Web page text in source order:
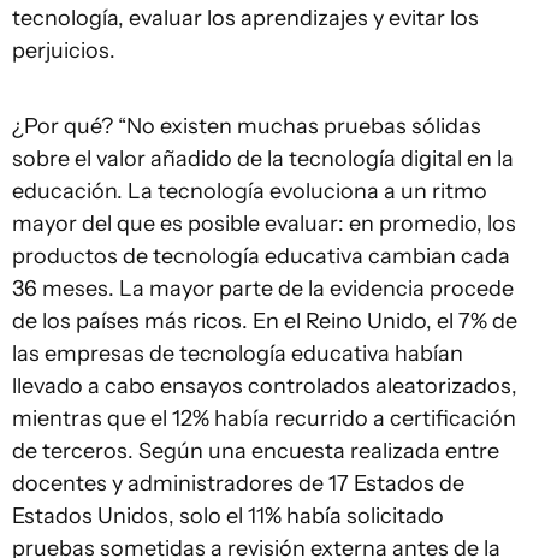
tecnología, evaluar los aprendizajes y evitar los
perjuicios.
¿Por qué? “No existen muchas pruebas sólidas
sobre el valor añadido de la tecnología digital en la
educación. La tecnología evoluciona a un ritmo
mayor del que es posible evaluar: en promedio, los
productos de tecnología educativa cambian cada
36 meses. La mayor parte de la evidencia procede
de los países más ricos. En el Reino Unido, el 7% de
las empresas de tecnología educativa habían
llevado a cabo ensayos controlados aleatorizados,
mientras que el 12% había recurrido a certificación
de terceros. Según una encuesta realizada entre
docentes y administradores de 17 Estados de
Estados Unidos, solo el 11% había solicitado
pruebas sometidas a revisión externa antes de la